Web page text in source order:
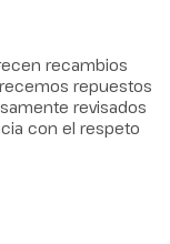
recambios
repuestos
revisados
con el respeto